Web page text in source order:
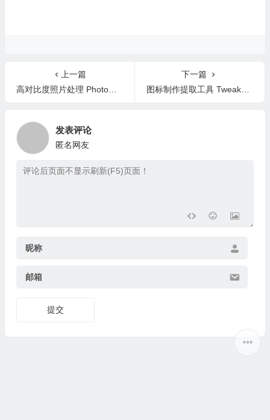
上一篇
高对比度照片处理 Photomatix 7.1.4 英文版
下一篇
图标制作提取工具 TweakNow WinIcon 3.2.0 英文版
发表评论
匿名网友
昵称
邮箱
提交